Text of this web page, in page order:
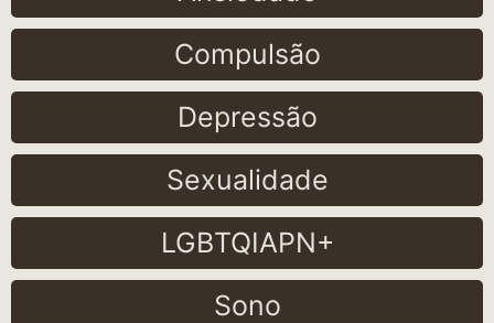
Compulsão
Depressão
Sexualidade
LGBTQIAPN+
Sono